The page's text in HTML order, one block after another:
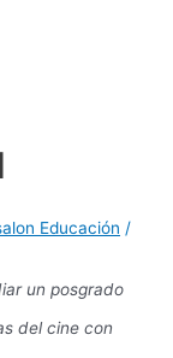
Educación /
un posgrado
del cine con